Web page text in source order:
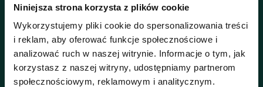
Niniejsza strona korzysta z plików cookie
Wykorzystujemy pliki cookie do spersonalizowania treści
i reklam, aby oferować funkcje społecznościowe i
analizować ruch w naszej witrynie. Informacje o tym, jak
korzystasz z naszej witryny, udostępniamy partnerom
społecznościowym, reklamowym i analitycznym.
✔Doświadczeni specjaliści– nasi dermatolodzy
diagnozują i leczą zarówno typowe choroby skóry,
jak i schorzenia wymagające zaawansowanej wiedzy
✔Bezpieczna diagnostyka– korzystamy z
dermatoskopii i nowoczesnych metod obrazowania.